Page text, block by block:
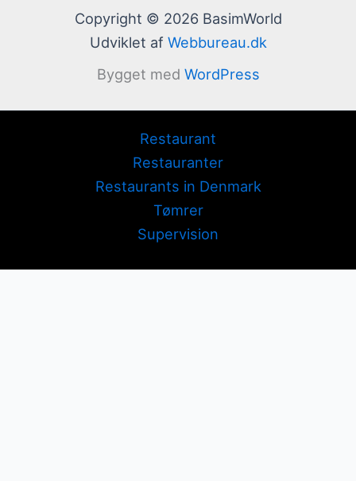
Copyright © 2026 BasimWorld
Udviklet af Webbureau.dk
Bygget med WordPress
Restaurant
Restauranter
Restaurants in Denmark
Tømrer
Supervision